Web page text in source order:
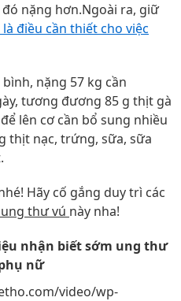
nặng hơn.Ngoài ra, giữ
điều cần thiết cho việc
nặng 57 kg cần
tương đương 85 g thịt gà
lên cơ cần bổ sung nhiều
thịt nạc, trứng, sữa, sữa
Hãy cố gắng duy trì các
thư vú này nha!
nhận biết sớm ung thư
nữ
video/wp-